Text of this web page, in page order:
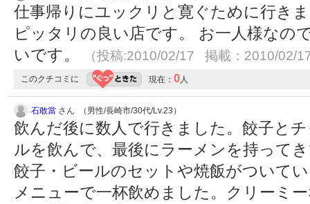
仕事帰りにユックリと寛ぐために行き
ピッタリの良い店です。 お一人様なの
いです。
（投稿:2010/02/17 掲載：2010/02/
このクチコミに 現在： 0人
石敢當 さん （男性/長崎市/30代/Lv.23）
飲んだ後に数人で行きました。餃子と
ルを飲んで、最後にラーメンを持って
餃子・ビールのセットや焼飯がついて
メニューで一杯飲めました。クリーミ